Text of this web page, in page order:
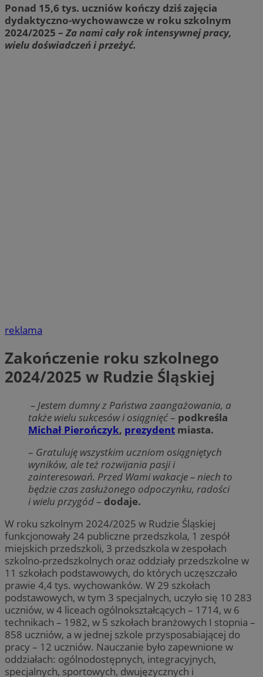
Ponad 15,6 tys. uczniów kończy dziś zajęcia
dydaktyczno-wychowawcze w roku szkolnym
2024/2025 –Za nami cały rok intensywnej pracy,
wielu doświadczeń i przeżyć.
reklama
Zakończenie roku szkolnego
2024/2025 w Rudzie Śląskiej
– Jestem dumny z Państwa zaangażowania, a
także wielu sukcesów i osiągnięć– podkreśla
Michał Pierończyk, prezydent miasta.
– Gratuluję wszystkim uczniom osiągniętych
wyników, ale też rozwijania pasji i
zainteresowań. Przed Wami wakacje – niech to
będzie czas zasłużonego odpoczynku, radości
i wielu przygód– dodaje.
W roku szkolnym 2024/2025 w Rudzie Śląskiej
funkcjonowały 24 publiczne przedszkola, 1 zespół
miejskich przedszkoli, 3 przedszkola w zespołach
szkolno-przedszkolnych oraz oddziały przedszkolne w
11 szkołach podstawowych, do których uczęszczało
prawie 4,4 tys. wychowanków. W 29 szkołach
podstawowych, w tym 3 specjalnych, uczyło się 10 283
uczniów, w 4 liceach ogólnokształcących – 1714, w 6
technikach – 1982, w 5 szkołach branżowych I stopnia –
858 uczniów, a w jednej szkole przysposabiającej do
pracy – 12 uczniów. Nauczanie było zapewnione w
oddziałach: ogólnodostępnych, integracyjnych,
specjalnych, sportowych, dwujęzycznych i